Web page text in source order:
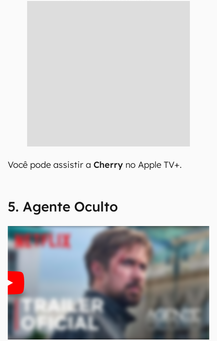
Você pode assistir a Cherry no Apple TV+.
5. Agente Oculto